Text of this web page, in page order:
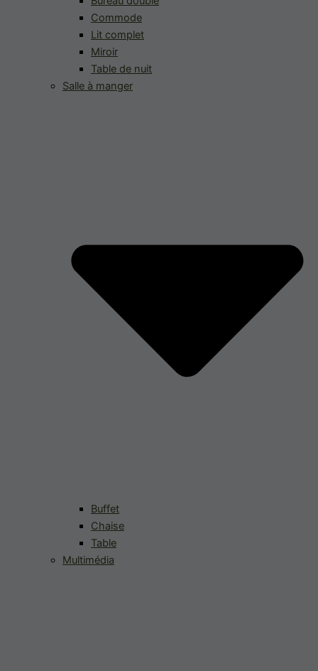
Commode
Lit complet
Miroir
Table de nuit
Salle à manger
Buffet
Chaise
Table
Multimédia